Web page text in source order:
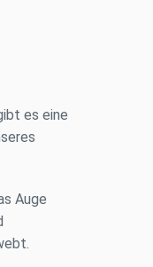
es eine
Auge